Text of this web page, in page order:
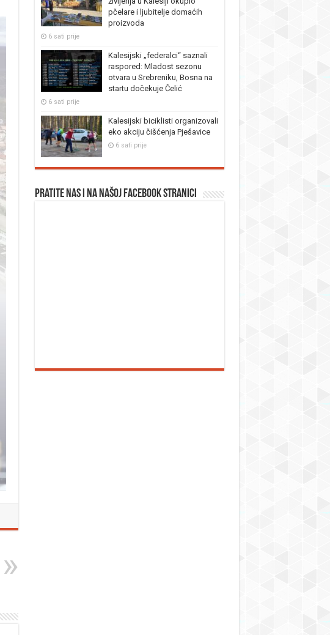
pčelare i ljubitelje domaćih
proizvoda
6 sati prije
Kalesijski „federalci“ saznali
raspored: Mladost sezonu
otvara u Srebreniku, Bosna na
startu dočekuje Čelić
6 sati prije
Kalesijski biciklisti organizovali
eko akciju čišćenja Pješavice
6 sati prije
Pratite nas i na našoj facebook stranici